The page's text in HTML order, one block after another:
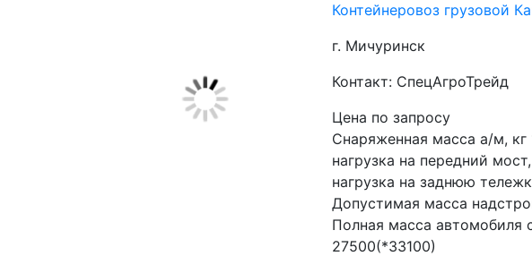
Контейнеровоз грузовой
г. Мичуринск
Контакт: СпецАгроТрейд
Цена по запросу
Снаряженная масса а/м, кг
нагрузка на передний
нагрузка на заднюю
Допустимая масса
Полная масса автомобиля
27500(*33100)